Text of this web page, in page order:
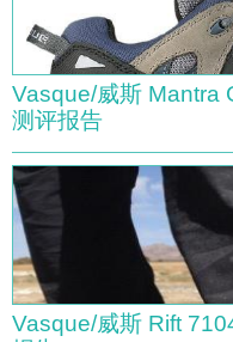
Vasque/威斯 Mantra
测评报告
Vasque/威斯 Rift